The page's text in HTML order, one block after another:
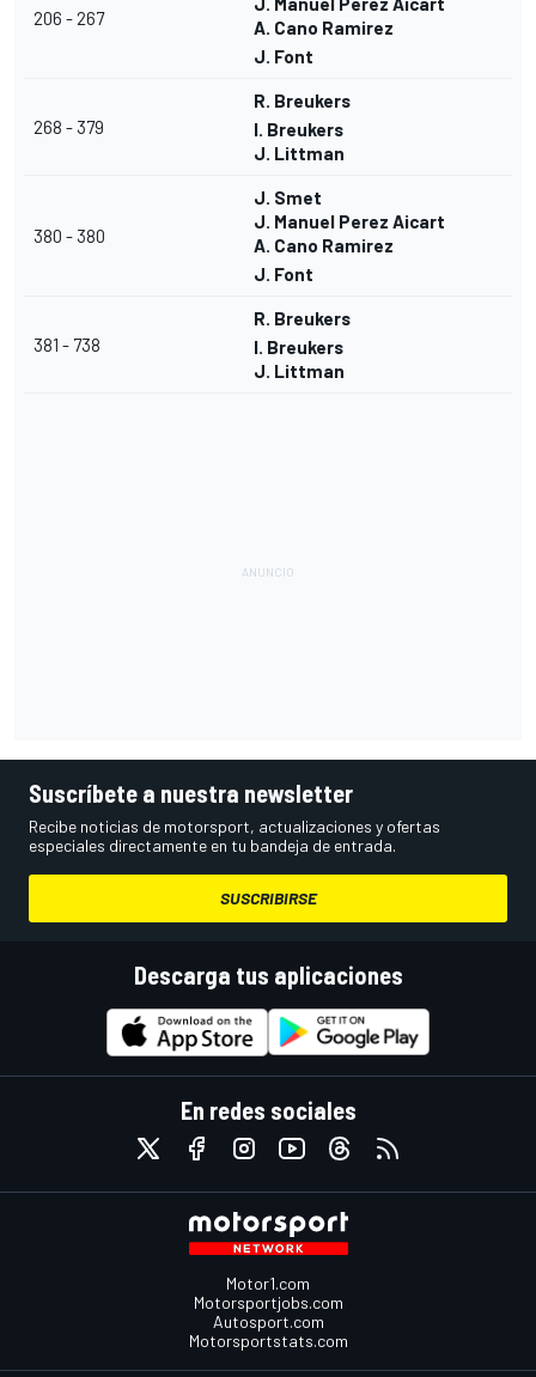
206 - 267
A. Cano Ramirez
J. Font
268 - 379
R. Breukers
I. Breukers
J. Littman
380 - 380
J. Smet
J. Manuel Perez Aicart
A. Cano Ramirez
J. Font
381 - 738
R. Breukers
I. Breukers
J. Littman
Suscríbete a nuestra newsletter
Recibe noticias de motorsport, actualizaciones y ofertas
especiales directamente en tu bandeja de entrada.
SUSCRIBIRSE
Descarga tus aplicaciones
En redes sociales
Motor1.com
Motorsportjobs.com
Autosport.com
Motorsportstats.com